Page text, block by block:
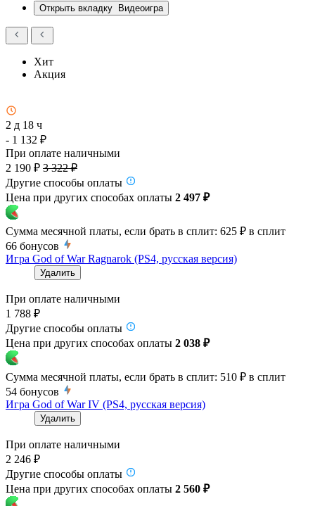
Открыть вкладку Видеоигра
Хит
Акция
2 д 18 ч
- 1 132 ₽
При оплате наличными
2 190 ₽ 3 322 ₽
Другие способы оплаты
Цена при других способах оплаты 2 497 ₽
Сумма месячной платы, если брать в сплит: 625 ₽ в сплит
66 бонусов
Игра God of War Ragnarok (PS4, русская версия)
Удалить
При оплате наличными
1 788 ₽
Другие способы оплаты
Цена при других способах оплаты 2 038 ₽
Сумма месячной платы, если брать в сплит: 510 ₽ в сплит
54 бонусов
Игра God of War IV (PS4, русская версия)
Удалить
При оплате наличными
2 246 ₽
Другие способы оплаты
Цена при других способах оплаты 2 560 ₽